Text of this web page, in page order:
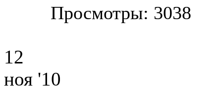
Просмотры: 3038
12
ноя '10